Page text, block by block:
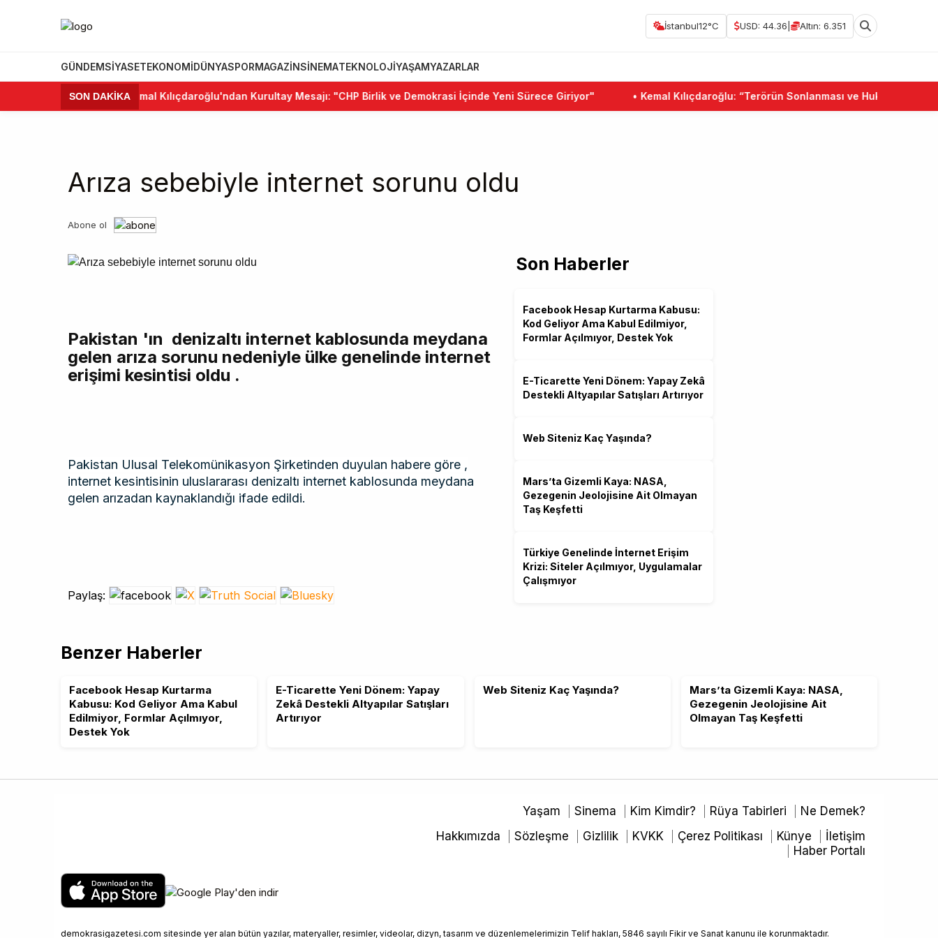
İstanbul12°C USD: 44.36 Altın: 6.351
GÜNDEMSIYASETEKONOMIDÜNYASPORMAGAZINSINEMATEKNOLOJIYAŞAMYAZARLAR
SON DAKİKA
•Kemal Kılıçdaroğlu'ndan Kurultay Mesajı: "CHP Birlik ve Demokrasi İçinde Yeni Sürece Giriyor" Kemal Kılıçdaroğlu: “Terörün Sonlanması ve Hukuk Devleti
Arıza sebebiyle internet sorunu oldu
Abone ol
Pakistan 'ın denizaltı internet kablosunda meydana
gelen arıza sorunu nedeniyle ülke genelinde internet
erişimi kesintisi oldu .
Pakistan Ulusal Telekomünikasyon Şirketinden duyulan habere göre ,
internet kesintisinin uluslararası denizaltı internet kablosunda meydana
gelen arızadan kaynaklandığı ifade edildi.
Paylaş:
Son Haberler
Facebook Hesap Kurtarma Kabusu:
Kod Geliyor Ama Kabul Edilmiyor,
Formlar Açılmıyor, Destek Yok
E-Ticarette Yeni Dönem: Yapay Zekâ
Destekli Altyapılar Satışları Artırıyor
Web Siteniz Kaç Yaşında?
Mars’ta Gizemli Kaya: NASA,
Gezegenin Jeolojisine Ait Olmayan
Taş Keşfetti
Türkiye Genelinde İnternet Erişim
Krizi: Siteler Açılmıyor, Uygulamalar
Çalışmıyor
Benzer Haberler
Facebook Hesap Kurtarma
Kabusu: Kod Geliyor Ama Kabul
Edilmiyor, Formlar Açılmıyor,
Destek Yok
E-Ticarette Yeni Dönem: Yapay
Zekâ Destekli Altyapılar Satışları
Artırıyor
Web Siteniz Kaç Yaşında?
Mars’ta Gizemli Kaya: NASA,
Gezegenin Jeolojisine Ait
Olmayan Taş Keşfetti
Yaşam Sinema Kim Kimdir? Rüya Tabirleri
Ne Demek?
Hakkımızda
Sözleşme Gizlilik KVKK Çerez Politikası Künye
İletişim
Haber Portalı
demokrasigazetesi.com sitesinde yer alan bütün yazılar, materyaller, resimler, videolar, dizyn, tasarım ve düzenlemelerimizin Telif hakları, 5846 sayılı Fikir ve Sanat kanunu ile korunmaktadır.